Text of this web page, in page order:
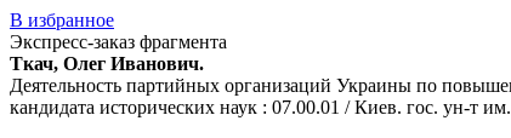
В избранное
Экспресс-заказ фрагмента
Ткач, Олег Иванович.
Деятельность партийных организаций Украины по
кандидата исторических наук : 07.00.01 / Киев. гос. ун-т